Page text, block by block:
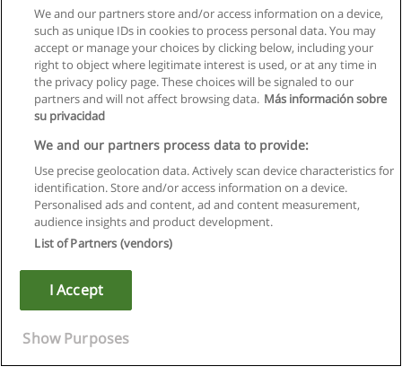
Regras de uso
Privacidade de dados
Copyright © Educaedu Business S.L. - CIF : B-95610580: -
We and our partners store and/or access information on a device,
such as unique IDs in cookies to process personal data. You may
accept or manage your choices by clicking below, including your
right to object where legitimate interest is used, or at any time in
the privacy policy page. These choices will be signaled to our
partners and will not affect browsing data. Más información sobre
su privacidad
We and our partners process data to provide:
Use precise geolocation data. Actively scan device characteristics for
identification. Store and/or access information on a device.
Personalised ads and content, ad and content measurement,
audience insights and product development.
List of Partners (vendors)
I Accept
Show Purposes